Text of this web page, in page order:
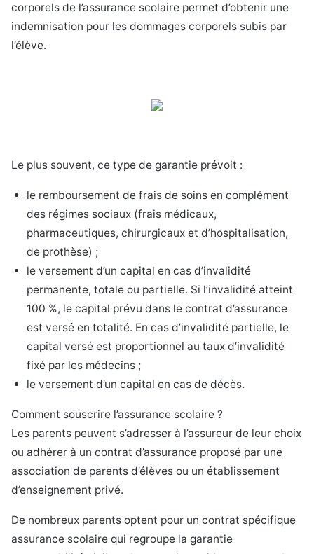
corporels de l’assurance scolaire permet d’obtenir une
indemnisation pour les dommages corporels subis par
l’élève.
Le plus souvent, ce type de garantie prévoit :
le remboursement de frais de soins en complément
des régimes sociaux (frais médicaux,
pharmaceutiques, chirurgicaux et d’hospitalisation,
de prothèse) ;
le versement d’un capital en cas d’invalidité
permanente, totale ou partielle. Si l’invalidité atteint
100 %, le capital prévu dans le contrat d’assurance
est versé en totalité. En cas d’invalidité partielle, le
capital versé est proportionnel au taux d’invalidité
fixé par les médecins ;
le versement d’un capital en cas de décès.
Comment souscrire l’assurance scolaire ?
Les parents peuvent s’adresser à l’assureur de leur choix
ou adhérer à un contrat d’assurance proposé par une
association de parents d’élèves ou un établissement
d’enseignement privé.
De nombreux parents optent pour un contrat spécifique
assurance scolaire qui regroupe la garantie